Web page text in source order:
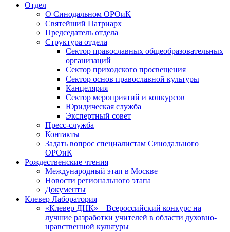
Отдел
О Синодальном ОРОиК
Святейший Патриарх
Председатель отдела
Структура отдела
Сектор православных общеобразовательных
организаций
Сектор приходского просвещения
Сектор основ православной культуры
Канцелярия
Сектор мероприятий и конкурсов
Юридическая служба
Экспертный совет
Пресс-служба
Контакты
Задать вопрос специалистам Синодального
ОРОиК
Рождественские чтения
Международный этап в Москве
Новости регионального этапа
Документы
Клевер Лаборатория
«Клевер ДНК» – Всероссийский конкурс на
лучшие разработки учителей в области духовно-
нравственной культуры